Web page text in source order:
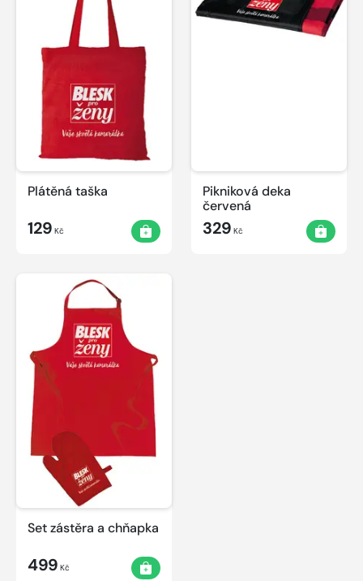
Plátěná taška
129 Kč
Pikniková deka
červená
329 Kč
Set zástěra a chňapka
499 Kč